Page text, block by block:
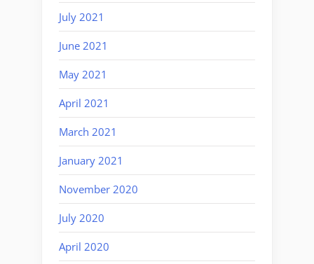
July 2021
June 2021
May 2021
April 2021
March 2021
January 2021
November 2020
July 2020
April 2020